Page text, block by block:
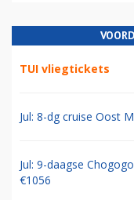
TUI vliegtickets
Jul: 8-dg cruise Oost
Jul: 9-daagse
€1056